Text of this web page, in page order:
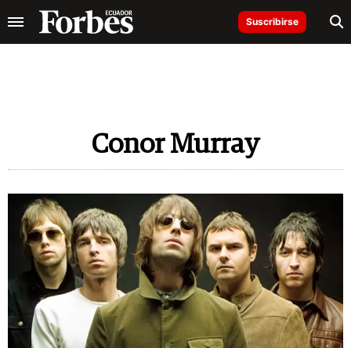
Suscribirse
Conor Murray